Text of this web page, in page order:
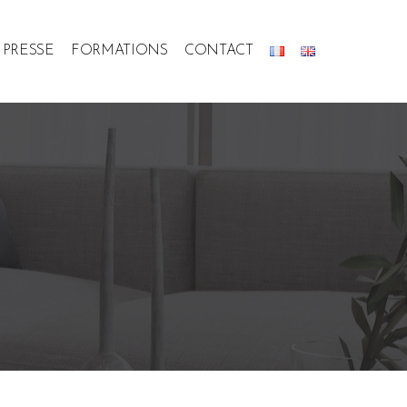
PRESSE FORMATIONS CONTACT